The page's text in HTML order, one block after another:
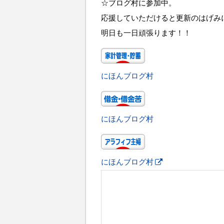
☆ブログ村に参加中。
応援していただけると更新のはげみ
明日も一日頑張ります！！
にほんブログ村
にほんブログ村
にほんブログ村